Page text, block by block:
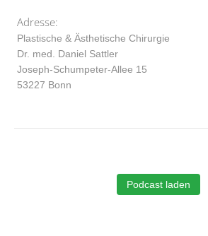
Adresse:
Plastische & Ästhetische Chirurgie
Dr. med. Daniel Sattler
Joseph-Schumpeter-Allee 15
53227 Bonn
Podcast laden